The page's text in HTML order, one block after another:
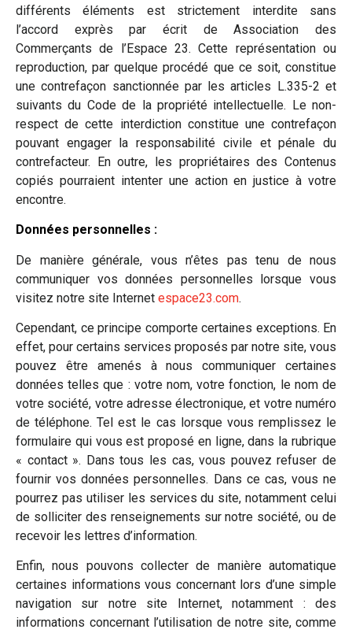
différents éléments est strictement interdite sans
l’accord exprès par écrit de Association des
Commerçants de l’Espace 23. Cette représentation ou
reproduction, par quelque procédé que ce soit, constitue
une contrefaçon sanctionnée par les articles L.335-2 et
suivants du Code de la propriété intellectuelle. Le non-
respect de cette interdiction constitue une contrefaçon
pouvant engager la responsabilité civile et pénale du
contrefacteur. En outre, les propriétaires des Contenus
copiés pourraient intenter une action en justice à votre
encontre.
Données personnelles :
De manière générale, vous n’êtes pas tenu de nous
communiquer vos données personnelles lorsque vous
visitez notre site Internet espace23.com.
Cependant, ce principe comporte certaines exceptions. En
effet, pour certains services proposés par notre site, vous
pouvez être amenés à nous communiquer certaines
données telles que : votre nom, votre fonction, le nom de
votre société, votre adresse électronique, et votre numéro
de téléphone. Tel est le cas lorsque vous remplissez le
formulaire qui vous est proposé en ligne, dans la rubrique
« contact ». Dans tous les cas, vous pouvez refuser de
fournir vos données personnelles. Dans ce cas, vous ne
pourrez pas utiliser les services du site, notamment celui
de solliciter des renseignements sur notre société, ou de
recevoir les lettres d’information.
Enfin, nous pouvons collecter de manière automatique
certaines informations vous concernant lors d’une simple
navigation sur notre site Internet, notamment : des
informations concernant l’utilisation de notre site, comme